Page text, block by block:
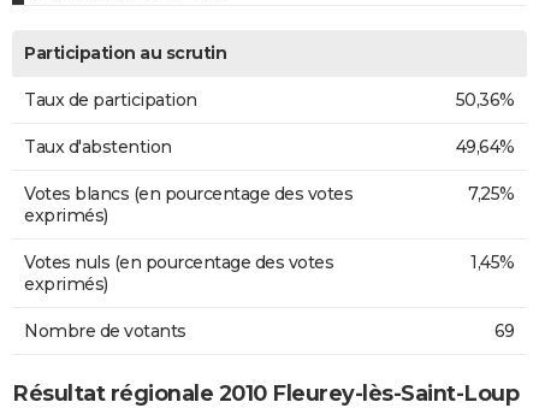
Participation au scrutin
Taux de participation 50,36%
Taux d'abstention 49,64%
Votes blancs (en pourcentage des votes
exprimés)
7,25%
Votes nuls (en pourcentage des votes
exprimés)
1,45%
Nombre de votants 69
Résultat régionale 2010 Fleurey-lès-Saint-Loup